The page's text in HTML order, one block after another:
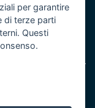
2014/2020 -
per garantire
di terze parti
Questi